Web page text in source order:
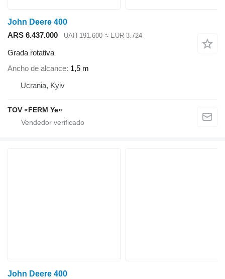
John Deere 400
ARS 6.437.000
UAH 191.600 ≈ EUR 3.724
Grada rotativa
Ancho de alcance 1,5 m
Ucrania, Kyiv
TOV «FERM Ye»
John Deere 400